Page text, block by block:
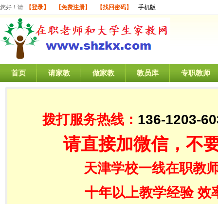
您好！请 【登录】 【免费注册】 【找回密码】 手机版
首页 请家教 做家教 教员库 专职教师
拨打服务热线： 136-1203-
请直接加微信，不
天津学校一线在职教
十年以上教学经验 效